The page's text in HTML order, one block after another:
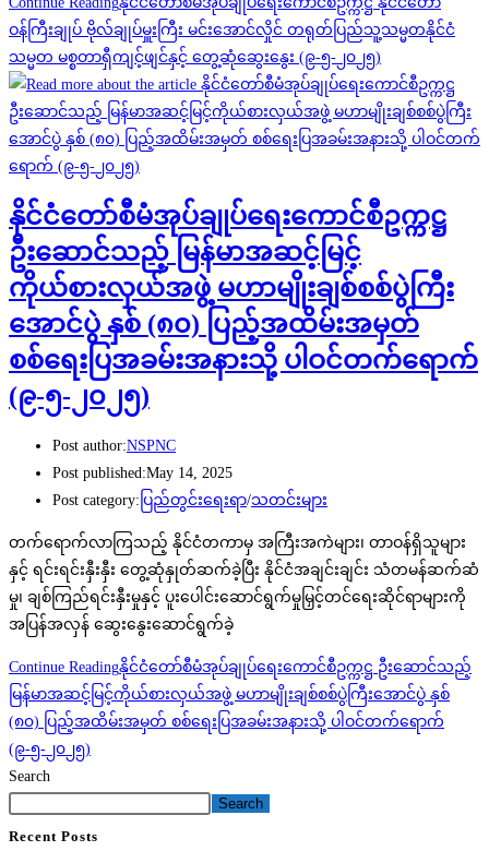
ဝန်ကြီးချုပ် ဗိုလ်ချုပ်မှူးကြီး မင်းအောင်လှိုင် တရုတ်ပြည်သူ့သမ္မတနိုင်ငံ
သမ္မတ မစ္စတာရှီကျင့်ဖျင်နှင့် တွေ့ဆုံဆွေးနွေး (၉-၅-၂၀၂၅)
နိုင်ငံတော်စီမံအုပ်ချုပ်ရေးကောင်စီဥက္ကဋ္ဌ
ဦးဆောင်သည့် မြန်မာအဆင့်မြင့်
ကိုယ်စားလှယ်အဖွဲ့ မဟာမျိုးချစ်စစ်ပွဲကြီး
အောင်ပွဲ နှစ် (၈၀) ပြည့်အထိမ်းအမှတ်
စစ်ရေးပြအခမ်းအနားသို့ ပါဝင်တက်ရောက်
(၉-၅-၂၀၂၅)
Post author:NSPNC
Post published:May 14, 2025
Post category: ပြည်တွင်းရေးရာ/သတင်းများ
တက်ရောက်လာကြသည့် နိုင်ငံတကာမှ အကြီးအကဲများ၊ တာဝန်ရှိသူများ
နှင့် ရင်းရင်းနှီးနှီး တွေ့ဆုံနှုတ်ဆက်ခဲ့ပြီး နိုင်ငံအချင်းချင်း သံတမန်ဆက်ဆံ
မှု၊ ချစ်ကြည်ရင်းနှီးမှုနှင့် ပူးပေါင်းဆောင်ရွက်မှုမြှင့်တင်ရေးဆိုင်ရာများကို
အပြန်အလှန် ဆွေးနွေးဆောင်ရွက်ခဲ့
Continue Readingနိုင်ငံတော်စီမံအုပ်ချုပ်ရေးကောင်စီဥက္ကဋ္ဌ ဦးဆောင်သည့်
မြန်မာအဆင့်မြင့်ကိုယ်စားလှယ်အဖွဲ့ မဟာမျိုးချစ်စစ်ပွဲကြီးအောင်ပွဲ နှစ်
(၈၀) ပြည့်အထိမ်းအမှတ် စစ်ရေးပြအခမ်းအနားသို့ ပါဝင်တက်ရောက်
(၉-၅-၂၀၂၅)
Search
Search
Recent Posts